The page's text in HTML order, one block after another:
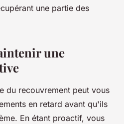
une partie des
une
du recouvrement peut vous
en retard avant qu'ils
En étant proactif, vous